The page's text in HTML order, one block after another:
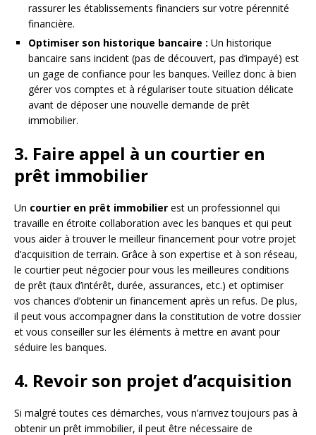
rassurer les établissements financiers sur votre pérennité
financière.
Optimiser son historique bancaire : Un historique
bancaire sans incident (pas de découvert, pas d’impayé) est
un gage de confiance pour les banques. Veillez donc à bien
gérer vos comptes et à régulariser toute situation délicate
avant de déposer une nouvelle demande de prêt
immobilier.
3. Faire appel à un courtier en
prêt immobilier
Un courtier en prêt immobilier est un professionnel qui
travaille en étroite collaboration avec les banques et qui peut
vous aider à trouver le meilleur financement pour votre projet
d’acquisition de terrain. Grâce à son expertise et à son réseau,
le courtier peut négocier pour vous les meilleures conditions
de prêt (taux d’intérêt, durée, assurances, etc.) et optimiser
vos chances d’obtenir un financement après un refus. De plus,
il peut vous accompagner dans la constitution de votre dossier
et vous conseiller sur les éléments à mettre en avant pour
séduire les banques.
4. Revoir son projet d’acquisition
Si malgré toutes ces démarches, vous n’arrivez toujours pas à
obtenir un prêt immobilier, il peut être nécessaire de